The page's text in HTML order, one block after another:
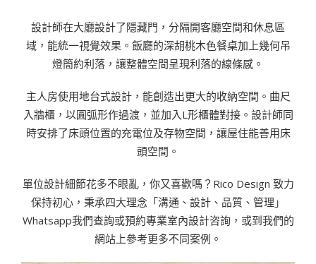
設計師在大廳設計了隱藏門，分隔開客廳空間和休息區
域，能統一視覺效果。飯廳的深胡桃木色餐桌加上幾何吊
燈簡約利落，讓整體空間呈現利落的線條感。
主人房使用地台式設計，能創造出更大的收納空間。曲尺
入牆櫃，以圓弧形作過渡，並加入L形櫃體對接。設計師同
時安排了床頭位置的充電位及存物空間，讓屋住能善用床
頭空間。
單位設計細節花多不眼亂，你又喜歡嗎？Rico Design 致力
保持初心，秉承四大理念「溝通、設計、品質、管理」
Whatsapp我們查詢或預約專業室內設計咨詢，或到我們的
網站上參考更多不同案例。